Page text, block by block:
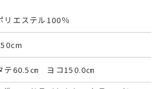
リエステル100％
テ60.5㎝ ヨコ150.0㎝